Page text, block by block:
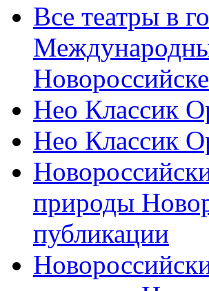
Все театры в
Нео Классик
Нео Классик
природы
публикации